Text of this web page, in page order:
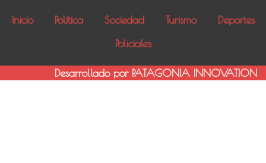
Inicio Política Sociedad Turismo
Deportes
Policiales
Desarrollado por PATAGONIA INNOVATION